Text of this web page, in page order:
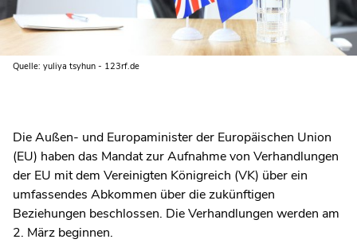
Quelle: yuliya tsyhun - 123rf.de
Die Außen- und Europaminister der Europäischen Union
(EU) haben das Mandat zur Aufnahme von Verhandlungen
der EU mit dem Vereinigten Königreich (VK) über ein
umfassendes Abkommen über die zukünftigen
Beziehungen beschlossen. Die Verhandlungen werden am
2. März beginnen.